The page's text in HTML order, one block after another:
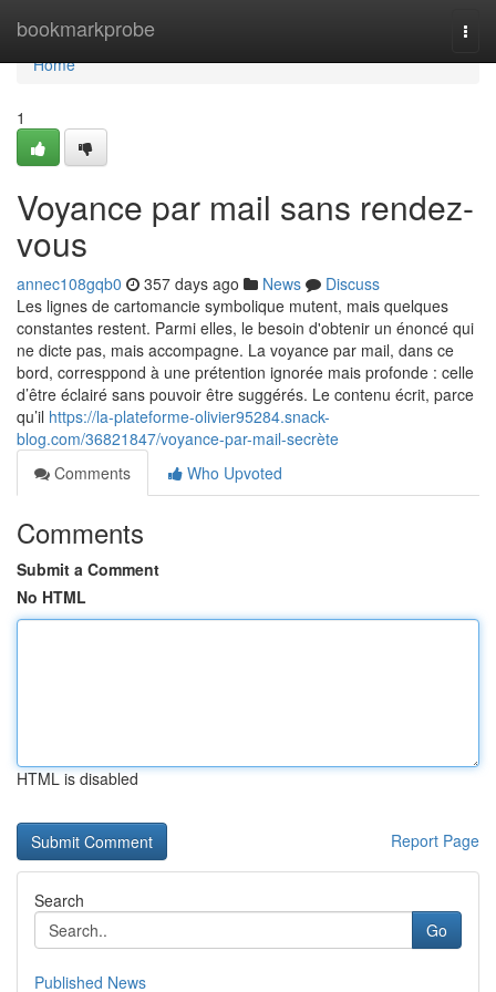
bookmarkprobe
Home
Home
1
Voyance par mail sans rendez-
vous
annec108gqb0 357 days ago News
Discuss
Les lignes de cartomancie symbolique mutent, mais quelques
constantes restent. Parmi elles, le besoin d'obtenir un énoncé qui
ne dicte pas, mais accompagne. La voyance par mail, dans ce
bord, corresppond à une prétention ignorée mais profonde : celle
d’être éclairé sans pouvoir être suggérés. Le contenu écrit, parce
qu’il https://la-plateforme-olivier95284.snack-
blog.com/36821847/voyance-par-mail-secrète
Comments
Who Upvoted
Comments
Submit a Comment
No HTML
HTML is disabled
Report Page
Search
Go
Published News